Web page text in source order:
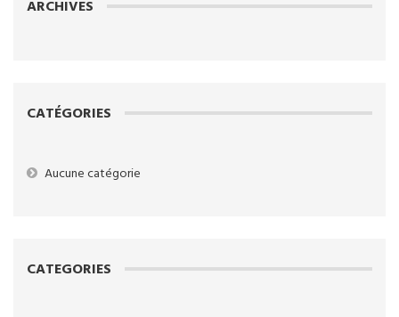
ARCHIVES
CATÉGORIES
Aucune catégorie
CATEGORIES